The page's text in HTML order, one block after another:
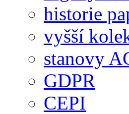
historie
vyšší
stanovy
GDPR
CEPI